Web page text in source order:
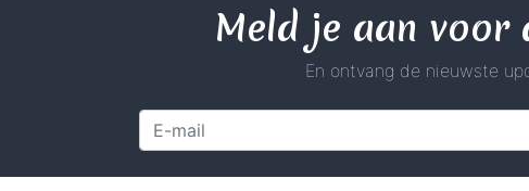
Meld je aan voor
En ontvang de nieuwste